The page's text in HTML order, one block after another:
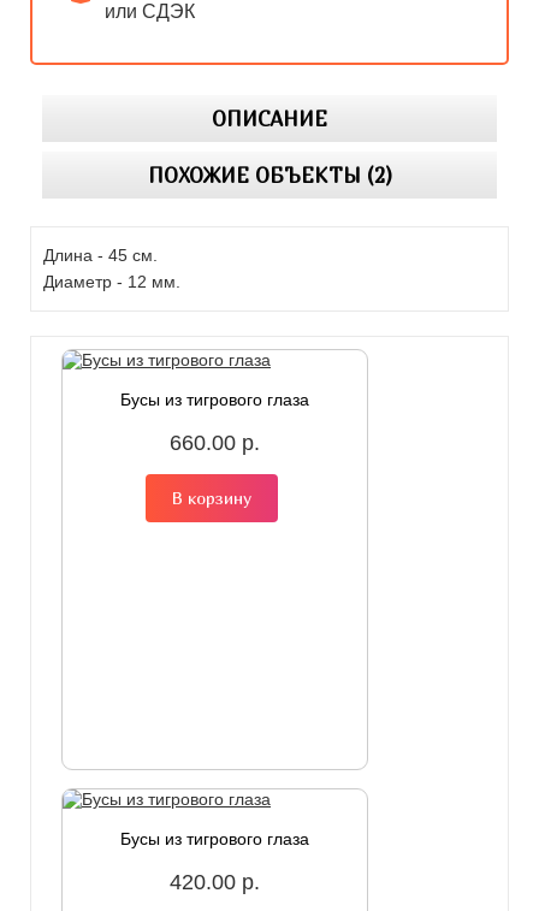
или СДЭК
ОПИСАНИЕ
ПОХОЖИЕ ОБЪЕКТЫ (2)
Длина - 45 см.
Диаметр - 12 мм.
Бусы из тигрового глаза
660.00 р.
В корзину
Бусы из тигрового глаза
420.00 р.